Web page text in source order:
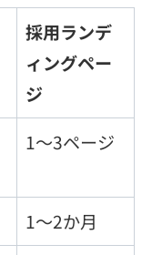
採用ランデ
ィングペー
ジ
1～3ページ
1～2か月